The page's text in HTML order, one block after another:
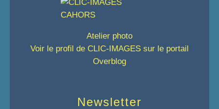
Newsletter
Atelier photo
Voir le profil de CLIC-IMAGES sur le portail
Overblog